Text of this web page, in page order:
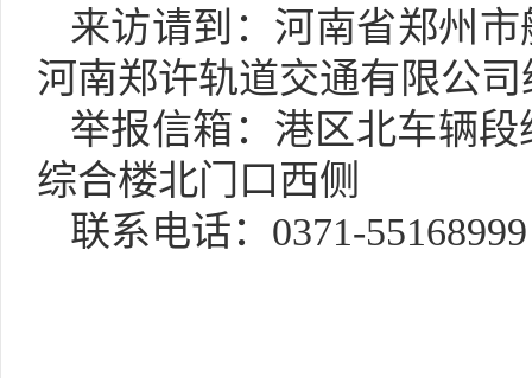
来访请到：河南省郑州
河南郑许轨道交通有限公司
举报信箱：港区北车辆段
综合楼北门口西侧
联系电话： 0371-